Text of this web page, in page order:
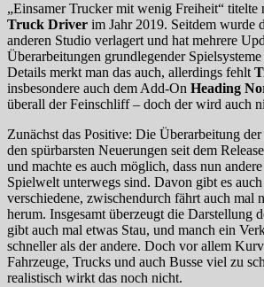
„Einsamer Trucker mit wenig Freiheit“ titelte
Truck Driver im Jahr 2019. Seitdem wurde
anderen Studio verlagert und hat mehrere
Überarbeitungen grundlegender
Details merkt man das auch, allerdings fehlt
insbesondere auch dem Add-On Heading
überall der Feinschliff – doch der wird auch
Zunächst das Positive: Die Überarbeitung
den spürbarsten Neuerungen seit dem
und machte es auch möglich, dass nun
Spielwelt unterwegs sind. Davon gibt es
verschiedene, zwischendurch fährt auch mal
herum. Insgesamt überzeugt die Darstellung
gibt auch mal etwas Stau, und manch ein
schneller als der andere. Doch vor allem
Fahrzeuge, Trucks und auch Busse viel zu
realistisch wirkt das noch nicht.